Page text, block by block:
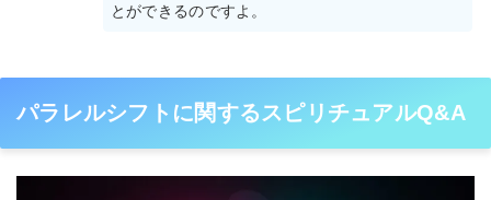
とができるのですよ。
パラレルシフトに関するスピリチュアルQ&A